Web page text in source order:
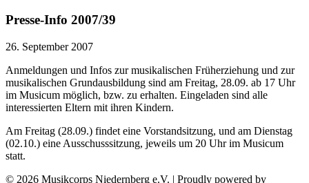
Presse-Info 2007/39
26. September 2007
Anmeldungen und Infos zur musikalischen Früherziehung und zur
musikalischen Grundausbildung sind am Freitag, 28.09. ab 17 Uhr
im Musicum möglich, bzw. zu erhalten. Eingeladen sind alle
interessierten Eltern mit ihren Kindern.
Am Freitag (28.09.) findet eine Vorstandsitzung, und am Dienstag
(02.10.) eine Ausschusssitzung, jeweils um 20 Uhr im Musicum
statt.
© 2026 Musikcorps Niedernberg e.V. | Proudly powered by